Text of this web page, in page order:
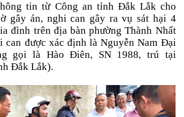
tin từ Công an tỉnh Đắk Lắk cho
gây án, nghi can gây ra vụ sát hại 4
đình trên địa bàn phường Thành Nhất
can được xác định là Nguyễn Nam Đại
gọi là Hào Điên, SN 1988, trú tại
Đắk Lắk).